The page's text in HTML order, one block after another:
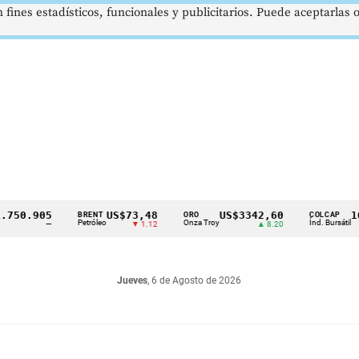
BRENT
Petróleo
US$73,48
▼ 1.12
ORO
Onza Troy
US$3342,60 COLCAP
Índ. Bursátil
Jueves, 6 de Agosto de 2026
estadísticos, funcionales y publicitarios. Puede aceptarlas